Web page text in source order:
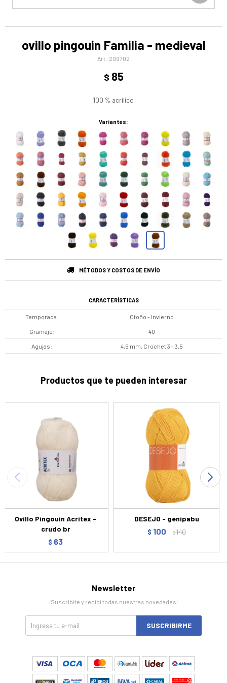
ovillo pingouin Familia - medieval
299702
$ 85
100 % acrílico
Variantes:
MÉTODOS Y COSTOS DE ENVÍO
CARACTERÍSTICAS
Temporada Otoño - Invierno
Gramaje 40
Agujas 4,5 mm, Crochet 3 - 3,5
Productos que te pueden interesar
Ovillo Pingouin Acritex -
crudo br
$ 63
DESEJO - genipabu
$ 100 $140
Newsletter
¡Suscribite y recibí todas nuestras novedades!
SUSCRIBIRME